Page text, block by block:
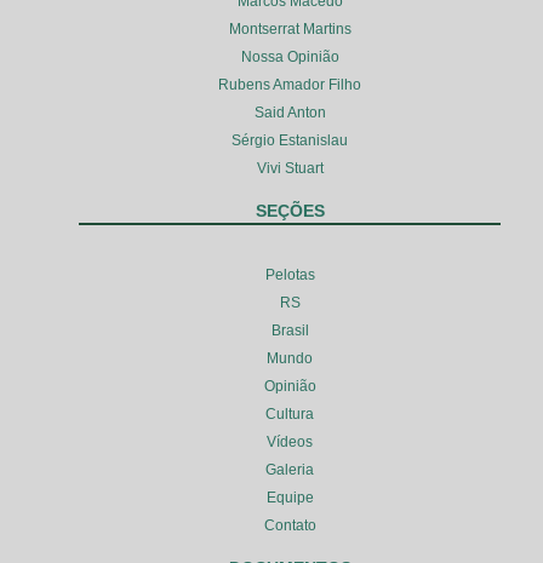
Montserrat Martins
Nossa Opinião
Rubens Amador Filho
Said Anton
Sérgio Estanislau
Vivi Stuart
SEÇÕES
Pelotas
RS
Brasil
Mundo
Opinião
Cultura
Vídeos
Galeria
Equipe
Contato